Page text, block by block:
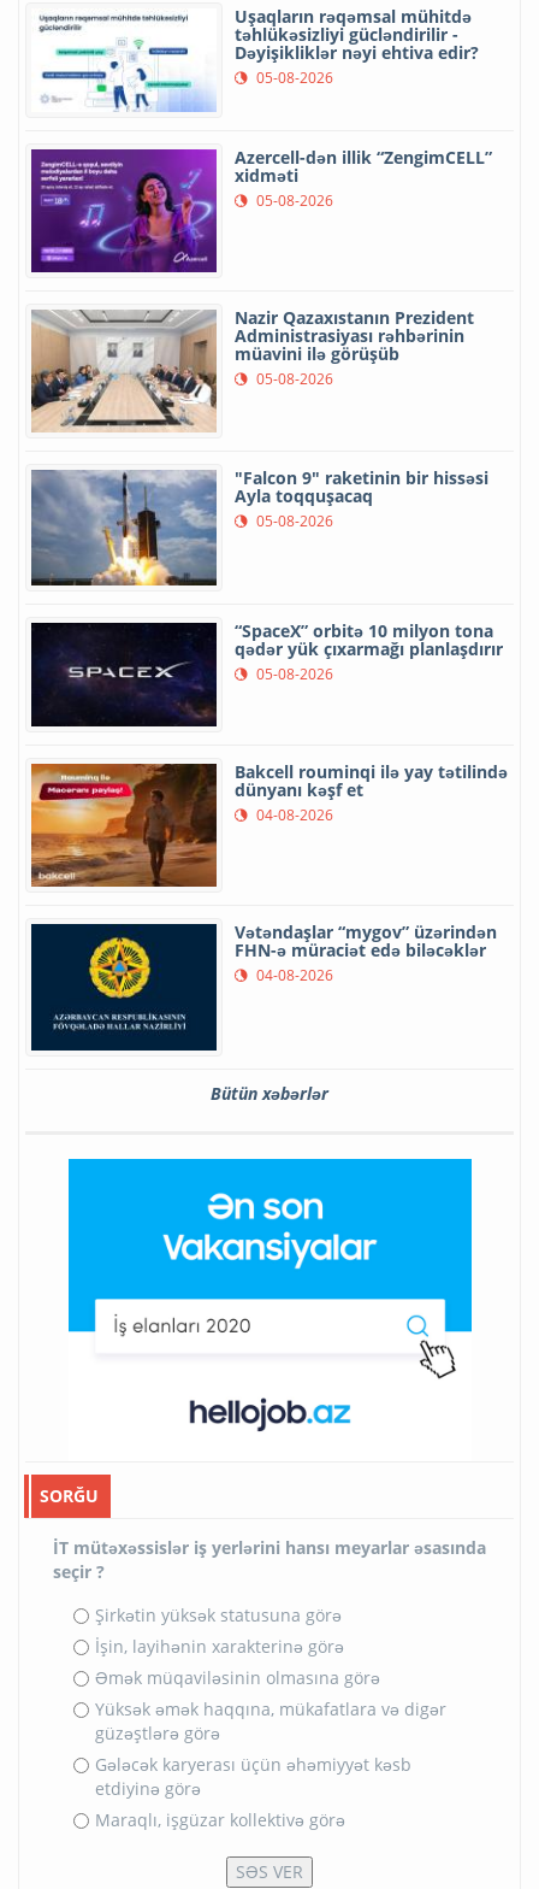
Uşaqların rəqəmsal mühitdə
təhlükəsizliyi gücləndirilir -
Dəyişikliklər nəyi ehtiva edir?
05-08-2026
Azercell-dən illik “ZengimCELL”
xidməti
05-08-2026
Nazir Qazaxıstanın Prezident
Administrasiyası rəhbərinin
müavini ilə görüşüb
05-08-2026
"Falcon 9" raketinin bir hissəsi
Ayla toqquşacaq
05-08-2026
“SpaceX” orbitə 10 milyon tona
qədər yük çıxarmağı planlaşdırır
05-08-2026
Bakcell rouminqi ilə yay tətilində
dünyanı kəşf et
04-08-2026
Vətəndaşlar “mygov” üzərindən
FHN-ə müraciət edə biləcəklər
04-08-2026
Bütün xəbərlər
SORĞU
İT mütəxəssislər iş yerlərini hansı meyarlar əsasında
seçir ?
Şirkətin yüksək statusuna görə
İşin, layihənin xarakterinə görə
Əmək müqaviləsinin olmasına görə
Yüksək əmək haqqına, mükafatlara və digər
güzəştlərə görə
Gələcək karyerası üçün əhəmiyyət kəsb
etdiyinə görə
Maraqlı, işgüzar kollektivə görə